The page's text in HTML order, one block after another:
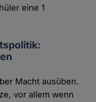
eine 1
Macht ausüben.
vor allem wenn